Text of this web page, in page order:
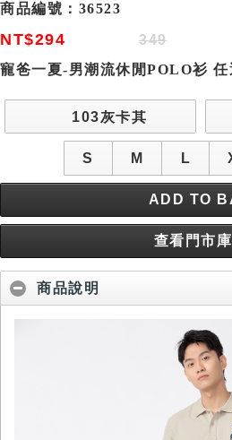
商品編號： 36523
NT$294
349
寵爸一夏-男潮流休閒POLO衫
103灰卡其
S M L
ADD TO
查看門市
商品說明